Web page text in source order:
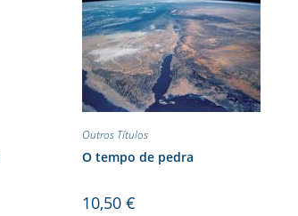
Outros Títulos
O tempo de pedra
10,50 €